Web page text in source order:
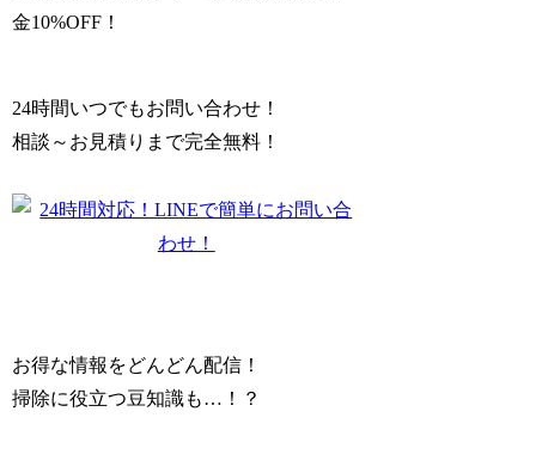
金10%OFF！
24時間いつでもお問い合わせ！
相談～お見積りまで完全無料！
お得な情報をどんどん配信！
掃除に役立つ豆知識も…！？